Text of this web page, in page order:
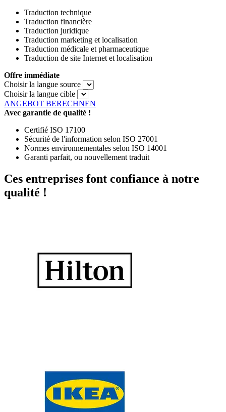
Traduction technique
Traduction financière
Traduction juridique
Traduction marketing et localisation
Traduction médicale et pharmaceutique
Traduction de site Internet et localisation
Offre immédiate
Choisir la langue source
Choisir la langue cible
ANGEBOT BERECHNEN
Avec garantie de qualité !
Certifié ISO 17100
Sécurité de l'information selon ISO 27001
Normes environnementales selon ISO 14001
Garanti parfait, ou nouvellement traduit
Ces entreprises font confiance à notre
qualité !